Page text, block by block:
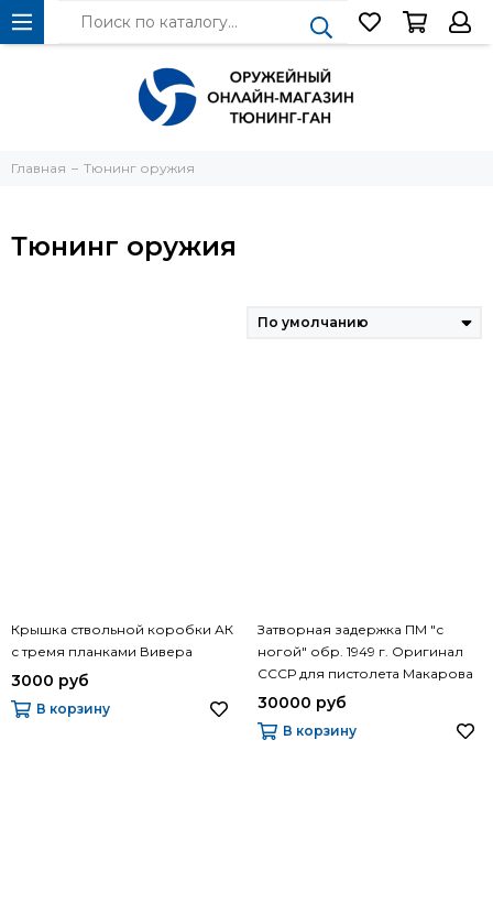
Главная Тюнинг оружия
Тюнинг оружия
Крышка ствольной коробки АК
с тремя планками Вивера
3000 руб
В корзину
Затворная задержка ПМ "с
ногой" обр. 1949 г. Оригинал
СССР для пистолета Макарова
30000 руб
В корзину